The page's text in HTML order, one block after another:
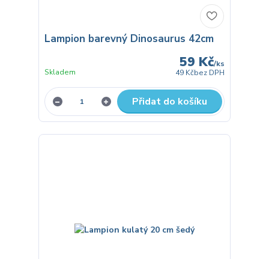
Lampion barevný Dinosaurus 42cm
59 Kč/ks
49 Kčbez DPH
Skladem
Přidat do košíku